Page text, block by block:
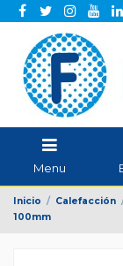
Menu
Inicio Calefacción
100mm